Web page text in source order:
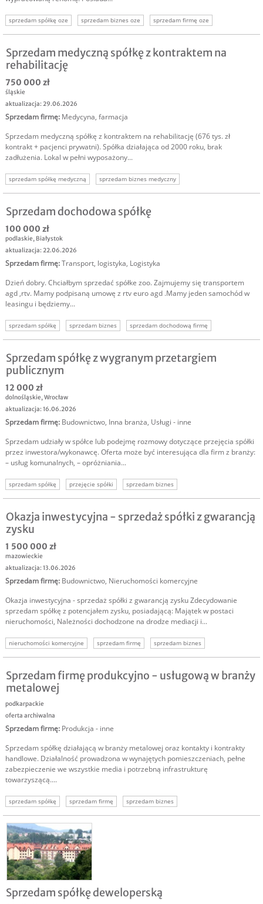
sprzedam spółkę oze sprzedam biznes oze
sprzedam firmę oze
inwestor oze
oze odnawialne źródła energii inwestycja w oze
Sprzedam medyczną spółkę z kontraktem na
rehabilitację
750 000 zł
śląskie
aktualizacja: 29.06.2026
Sprzedam firmę: Medycyna, farmacja
Sprzedam medyczną spółkę z kontraktem na rehabilitację (676 tys. zł
kontrakt + pacjenci prywatni). Spółka działająca od 2000 roku, brak
zadłużenia. Lokal w pełni wyposażony...
sprzedam spółkę medyczną
sprzedam biznes medyczny
spółka medyczna kontrakt
sprzedam spółkę kontrakt usługi medyczne
Sprzedam dochodowa spółkę
100 000 zł
podlaskie, Białystok
aktualizacja: 22.06.2026
Sprzedam firmę:Transport, logistyka, Logistyka
Dzień dobry. Chciałbym sprzedać spółke zoo. Zajmujemy się transportem
agd ,rtv. Mamy podpisaną umowę z rtv euro agd .Mamy jeden samochód w
leasingu i będziemy...
sprzedam spółkę sprzedam biznes
sprzedam dochodową firmę
dochodowy biznes sprzedam
sprzedam dochodową spółkę sprzedam firmę
Sprzedam spółkę z wygranym przetargiem
publicznym
12 000 zł
dolnośląskie,Wrocław
aktualizacja: 16.06.2026
Sprzedam firmę: Budownictwo, Inna branża, Usługi - inne
Sprzedam udziały w spółce lub podejmę rozmowy dotyczące przejęcia spółki
przez inwestora/wykonawcę. Oferta może być interesująca dla firm z branży:
– usług komunalnych, – opróżniania...
sprzedam spółkę przejęcie spółki
sprzedam biznes
oferta przejęcia spółki
Okazja inwestycyjna - sprzedaż spółki z gwarancją
zysku
1 500 000 zł
mazowieckie
aktualizacja: 13.06.2026
Sprzedam firmę: Budownictwo, Nieruchomości komercyjne
Okazja inwestycyjna - sprzedaż spółki z gwarancją zysku Zdecydowanie
sprzedam spółkę z potencjałem zysku, posiadającą: Majątek w postaci
nieruchomości, Należności dochodzone na drodze mediacji i...
nieruchomości komercyjne sprzedam firmę sprzedam biznes
Sprzedam firmę produkcyjno - usługową w branży
metalowej
podkarpackie
oferta archiwalna
Sprzedam firmę: Produkcja - inne
Sprzedam spółkę działającą w branży metalowej oraz kontakty i kontrakty
handlowe. Działalność prowadzona w wynajętych pomieszczeniach, pełne
zabezpieczenie we wszystkie media i potrzebną infrastrukturę
towarzyszącą....
sprzedam spółkę sprzedam firmę sprzedam biznes
Sprzedam spółkę deweloperską